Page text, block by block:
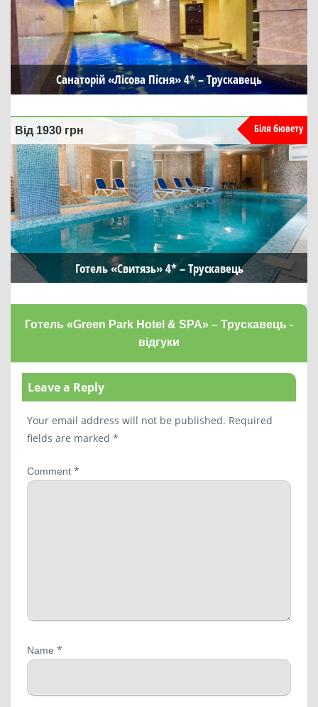
Санаторій «Лісова Пісня» 4* – Трускавець
Готель «Свитязь» 4* – Трускавець
Від 1930 грн Біля бювету
Готель «Green Park Hotel & SPA» – Трускавець -
відгуки
Leave a Reply
Your email address will not be published. Required
fields are marked *
Comment *
Name *